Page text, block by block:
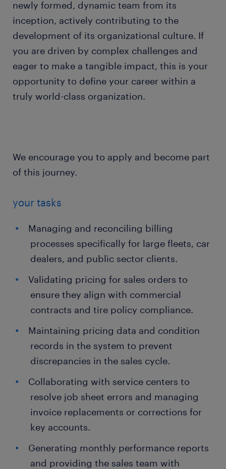
newly formed, dynamic team from its
inception, actively contributing to the
development of its organizational culture. If
you are driven by complex challenges and
eager to make a tangible impact, this is your
opportunity to define your career within a
truly world-class organization.
We encourage you to apply and become part
of this journey.
your tasks
Managing and reconciling billing
processes specifically for large fleets, car
dealers, and public sector clients.
Validating pricing for sales orders to
ensure they align with commercial
contracts and tire policy compliance.
Maintaining pricing data and condition
records in the system to prevent
discrepancies in the sales cycle.
Collaborating with service centers to
resolve job sheet errors and managing
invoice replacements or corrections for
key accounts.
Generating monthly performance reports
and providing the sales team with